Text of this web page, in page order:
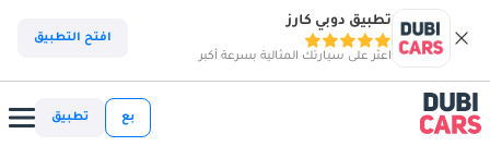
تطبيق دوبي كارز
اعثر على سيارتك المثالية بسرعة أكبر
افتح التطبيق
بع تطبيق